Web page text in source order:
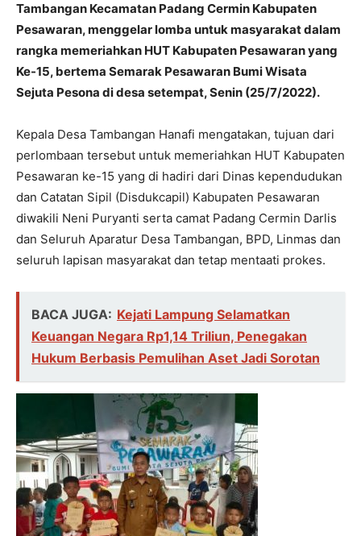
Tambangan Kecamatan Padang Cermin Kabupaten
Pesawaran, menggelar lomba untuk masyarakat dalam
rangka memeriahkan HUT Kabupaten Pesawaran yang
Ke-15, bertema Semarak Pesawaran Bumi Wisata
Sejuta Pesona di desa setempat, Senin (25/7/2022).
Kepala Desa Tambangan Hanafi mengatakan, tujuan dari
perlombaan tersebut untuk memeriahkan HUT Kabupaten
Pesawaran ke-15 yang di hadiri dari Dinas kependudukan
dan Catatan Sipil (Disdukcapil) Kabupaten Pesawaran
diwakili Neni Puryanti serta camat Padang Cermin Darlis
dan Seluruh Aparatur Desa Tambangan, BPD, Linmas dan
seluruh lapisan masyarakat dan tetap mentaati prokes.
BACA JUGA: Kejati Lampung Selamatkan
Keuangan Negara Rp1,14 Triliun, Penegakan
Hukum Berbasis Pemulihan Aset Jadi Sorotan